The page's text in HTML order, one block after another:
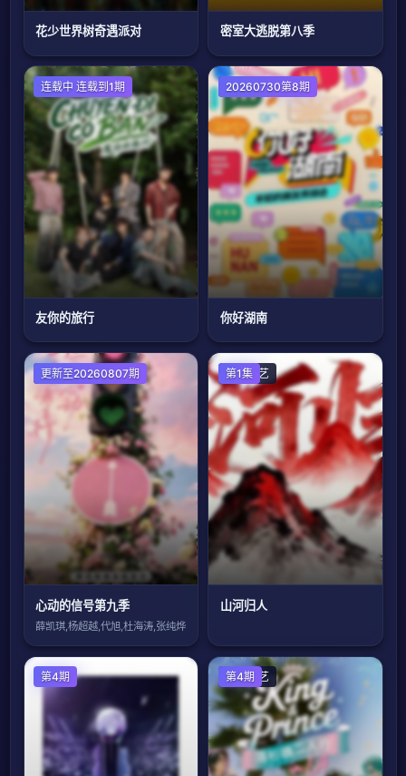
花少世界树奇遇派对 密室大逃脱第八季
连载中 连载到1期
友你的旅行
大陆综艺
20260730第8期
你好湖南​
大陆综艺
更新至20260807期
心动的信号第九季
薛凯琪,杨超越,代旭,杜海涛,张纯烨
大陆综艺
第1集
山河归人
第4期 日韩综艺
第4期